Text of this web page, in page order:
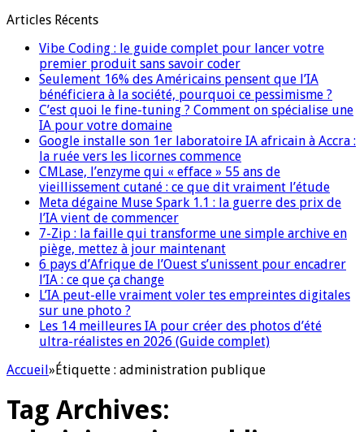
Articles Récents
Vibe Coding : le guide complet pour lancer votre
premier produit sans savoir coder
Seulement 16% des Américains pensent que l’IA
bénéficiera à la société, pourquoi ce pessimisme ?
C’est quoi le fine-tuning ? Comment on spécialise une
IA pour votre domaine
Google installe son 1er laboratoire IA africain à Accra :
la ruée vers les licornes commence
CMLase, l’enzyme qui « efface » 55 ans de
vieillissement cutané : ce que dit vraiment l’étude
Meta dégaine Muse Spark 1.1 : la guerre des prix de
l’IA vient de commencer
7-Zip : la faille qui transforme une simple archive en
piège, mettez à jour maintenant
6 pays d’Afrique de l’Ouest s’unissent pour encadrer
l’IA : ce que ça change
L’IA peut-elle vraiment voler tes empreintes digitales
sur une photo ?
Les 14 meilleures IA pour créer des photos d’été
ultra-réalistes en 2026 (Guide complet)
Accueil»Étiquette : administration publique
Tag Archives: